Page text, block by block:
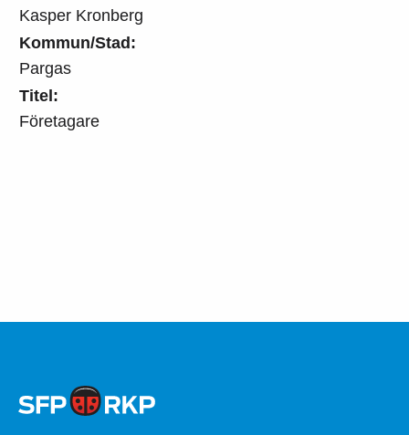
Kasper Kronberg
Kommun/Stad:
Pargas
Titel:
Företagare